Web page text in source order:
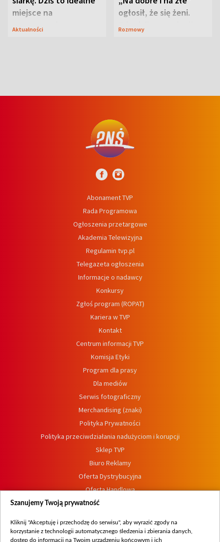
miejsce na
wypoczynek
Aktualności
ogłosił, że się żeni.
Zdradził, co zmienił
Rozmowy
Abonament TVP
Rada Programowa
Ogłoszenia przetargowe
Akademia Telewizyjna
Regulamin tvp.pl
Telegazeta ogłoszenia
Informacje o nadawcy
Konkursy
Zgłoś program (ROPAT)
Kariera w TVP
Kontakt
Centrum informacji TVP
Komisja Etyki
Program dla prasy
Dla mediów
Serwis fotograficzny
Merchandising (znaki)
Polityka Prywatności
Polityka przeciwdziałania nadużyciom i korupcji
Sklep TVP
Biuro Reklamy
Oferta Dystrybucyjna
Oferta Handlowa
Dostępność
Procedura zgłoszeń wewnętrznych
Szanujemy Twoją prywatność
Kliknij "Akceptuję i przechodzę do serwisu", aby wyrazić zgody na
korzystanie z technologii automatycznego śledzenia i zbierania danych,
dostęp do informacji na Twoim urządzeniu końcowym i ich